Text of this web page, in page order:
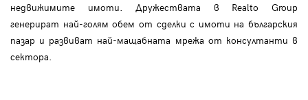
недвижимите имоти. Дружествата в Realto Group
генерират най-голям обем от сделки с имоти на българския
пазар и развиват най-мащабната мрежа от консултанти в
сектора.